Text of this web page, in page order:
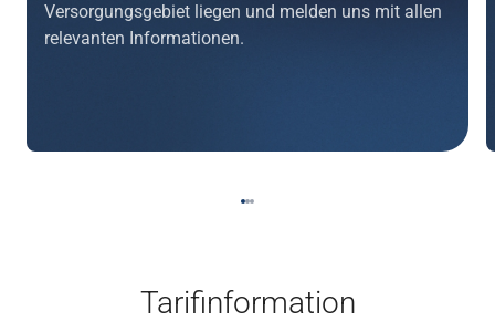
Versorgungsgebiet liegen und melden uns mit allen
relevanten Informationen.
Tarifinformation